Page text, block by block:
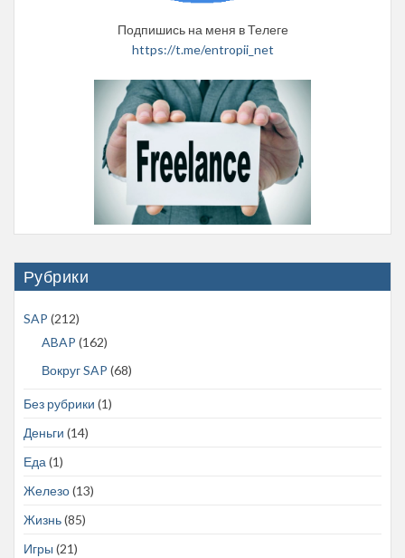
Подпишись на меня в Телеге
https://t.me/entropii_net
Рубрики
SAP (212)
ABAP (162)
Вокруг SAP (68)
Без рубрики (1)
Деньги (14)
Еда(1)
Железо(13)
Жизнь(85)
Игры (21)